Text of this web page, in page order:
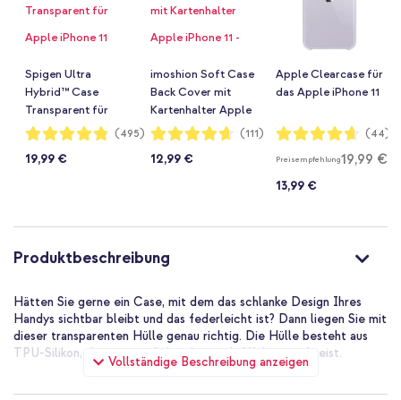
Spigen Ultra
Hybrid™ Case
Transparent für
Apple iPhone 11
Bewertung:
96%
(495)
19,99 €
imoshion Soft Case
Back Cover mit
Kartenhalter Apple
iPhone 11 -
Bewertung:
93%
(111)
12,99 €
Apple Clearcase für
das Apple iPhone 11
Bewertung:
93%
(44)
Preisempfehlung19,99 €
13,99 €
Produktbeschreibung
Vollständige Beschreibung anzeigen
Hätten Sie gerne ein Case, mit dem das schlanke Design Ihres
Handys sichtbar bleibt und das federleicht ist? Dann liegen Sie mit
dieser transparenten Hülle genau richtig. Die Hülle besteht aus
TPU-Silikon, das eine stoßabsorbierende Wirkung aufweist.